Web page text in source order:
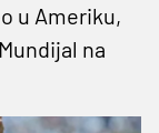
u Ameriku,
na